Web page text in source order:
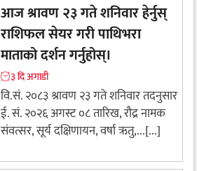
आज श्रावण २३ गते शनिवार हेर्नुस्
राशिफल सेयर गरी पाथिभरा
माताको दर्शन गर्नुहोस्।
३ दि अगाडी
वि.सं. २०८३ श्रावण २३ गते शनिवार तदनुसार
ई. सं. २०२६ अगस्ट ०८ तारिख, रौद्र नामक
संवत्सर, सूर्य दक्षिणायन, वर्षा ऋतु,...[...]